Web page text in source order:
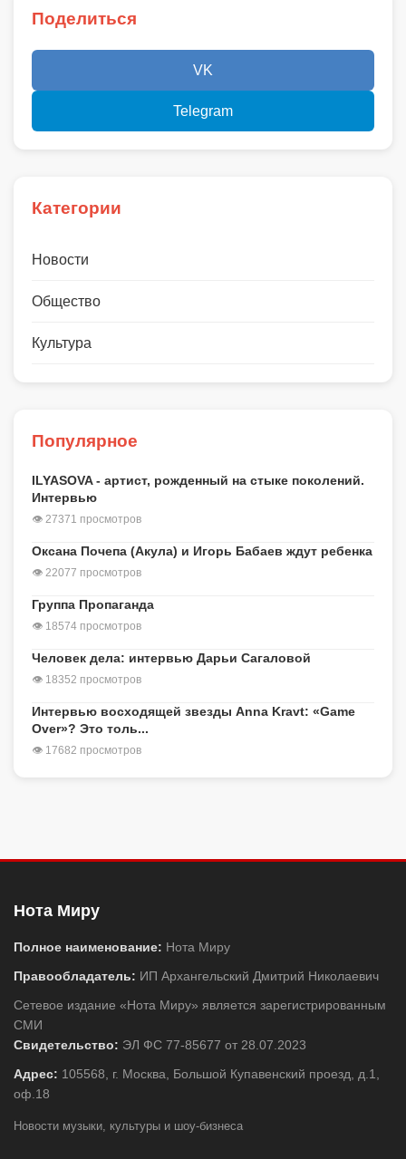
Поделиться
VK
Telegram
Категории
Новости
Общество
Культура
Популярное
ILYASOVA - артист, рожденный на стыке поколений.
Интервью
👁 27371 просмотров
Оксана Почепа (Акула) и Игорь Бабаев ждут ребенка
👁 22077 просмотров
Группа Пропаганда
👁 18574 просмотров
Человек дела: интервью Дарьи Сагаловой
👁 18352 просмотров
Интервью восходящей звезды Anna Kravt: «Game
Over»? Это толь...
👁 17682 просмотров
Нота Миру
Полное наименование: Нота Миру
Правообладатель: ИП Архангельский Дмитрий Николаевич
Сетевое издание «Нота Миру» является зарегистрированным
СМИ
Свидетельство: ЭЛ ФС 77-85677 от 28.07.2023
Адрес: 105568, г. Москва, Большой Купавенский проезд, д.1,
оф.18
Новости музыки, культуры и шоу-бизнеса